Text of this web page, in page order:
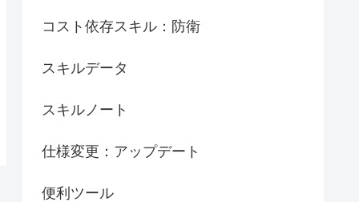
コスト依存スキル：防衛
スキルデータ
スキルノート
仕様変更：アップデート
便利ツール